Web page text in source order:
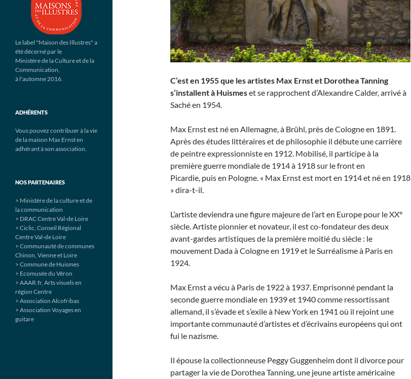
C’est en 1955 que les artistes Max Ernst et Dorothea Tanning
s’installent à Huismeset se rapprochent d’Alexandre Calder, arrivé à
Saché en 1954.
Max Ernst est né en Allemagne, à Brühl, près de Cologne en 1891.
Après des études littéraires et de philosophie il débute une carrière
de peintre expressionniste en 1912. Mobilisé, il participe à la
première guerre mondiale de 1914 à 1918 sur le front en
Picardie, puis en Pologne. « Max Ernst est mort en 1914 et né en 1918
» dira-t-il.
L’artiste deviendra une figure majeure de l’art en Europe pour le XX°
siècle. Artiste pionnier et novateur, il est co-fondateur des deux
avant-gardes artistiques de la première moitié du siècle : le
mouvement Dada à Cologne en 1919 et le Surréalisme à Paris en
1924.
Max Ernst a vécu à Paris de 1922 à 1937. Emprisonné pendant la
seconde guerre mondiale en 1939 et 1940 comme ressortissant
allemand, il s’évade et s’exile à New York en 1941 où il rejoint une
importante communauté d’artistes et d’écrivains européens qui ont
fui le nazisme.
Il épouse la collectionneuse Peggy Guggenheim dont il divorce pour
partager la vie de Dorothea Tanning, une jeune artiste américaine
Le label "Maison des Illustres" a
été décerné par le
Ministère de la Culture et de la
Communication,
à l'automne 2016.
ADHÉRENTS
Vous pouvez contribuer à la vie
de la maison Max Ernst en
adhérant à son association.
NOS PARTENAIRES
> Ministère de la culture et de
la communication
> DRAC Centre Val-de Loire
> Ciclic, Conseil Régional
Centre Val-de Loire
> Communauté de communes
Chinon, Vienne et Loire
> Commune de Huismes
> Ecomusée du Véron
> AAAR.fr, Arts visuels en
région Centre
> Association Alcofribas
> Association Voyages en
guitare